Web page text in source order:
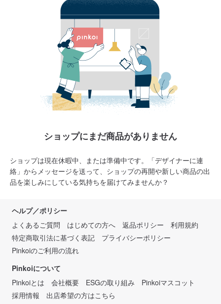
ショップにまだ商品がありません
ショップは現在休暇中、または準備中です。「デザイナーに連
絡」からメッセージを送って、ショップの再開や新しい商品の出
品を楽しみにしている気持ちを届けてみませんか？
ヘルプ／ポリシー
よくあるご質問
はじめての方へ 返品ポリシー
利用規約
特定商取引法に基づく表記
プライバシーポリシー
Pinkoiのご利用の流れ
Pinkoiについて
Pinkoiとは
会社概要 ESGの取り組み
Pinkoiマスコット
採用情報
出店希望の方はこちら